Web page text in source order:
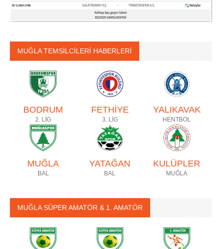
MUĞLA TEMSİLCİLERİ HABERLERİ
BODRUM
2. LİG
FETHİYE
3. LİG
YALIKAVAK
HENTBOL
MUĞLA
BAL
YATAĞAN
BAL
KULÜPLER
MUĞLA
MUĞLA SÜPER AMATÖR & 1. AMATÖR